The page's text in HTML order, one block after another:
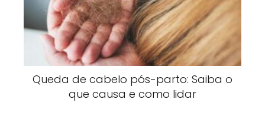
Queda de cabelo pós-parto: Saiba o
que causa e como lidar